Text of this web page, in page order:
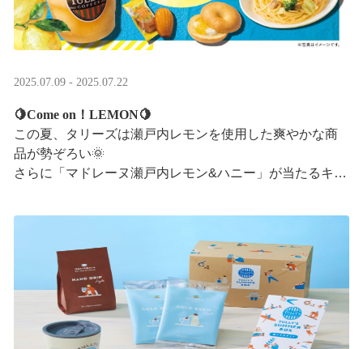
2025.07.09 - 2025.07.22
🍋Come on！LEMON🍋
この夏、タリーズは瀬戸内レモンを使用した爽やかな商
品が勢ぞろい🌞
さらに「マドレーヌ瀬戸内レモン&ハニー」が当たるキャ